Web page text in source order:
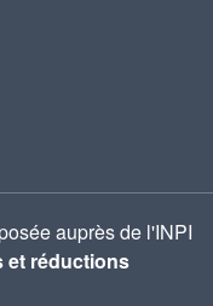
auprès de l'INPI
et réductions